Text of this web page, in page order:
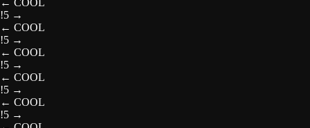
← COOL
!5 →
← COOL
!5 →
← COOL
!5 →
← COOL
!5 →
← COOL
!5 →